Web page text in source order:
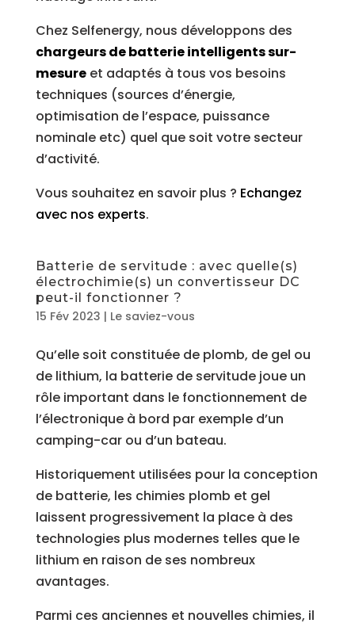
Chez Selfenergy, nous développons des
chargeurs de batterie intelligents sur-
mesureet adaptés à tous vos besoins
techniques (sources d’énergie,
optimisation de l’espace, puissance
nominale etc) quel que soit votre secteur
d’activité.
Vous souhaitez en savoir plus ? Echangez
avec nos experts.
Batterie de servitude : avec quelle(s)
électrochimie(s) un convertisseur DC
peut-il fonctionner ?
15 Fév 2023 | Le saviez-vous
Qu’elle soit constituée de plomb, de gel ou
de lithium, la batterie de servitude joue un
rôle important dans le fonctionnement de
l’électronique à bord par exemple d’un
camping-car ou d’un bateau.
Historiquement utilisées pour la conception
de batterie, les chimies plomb et gel
laissent progressivement la place à des
technologies plus modernes telles que le
lithium en raison de ses nombreux
avantages.
Parmi ces anciennes et nouvelles chimies, il